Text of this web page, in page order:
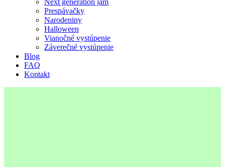
Next generation jam
Prespávačky
Narodeniny
Halloween
Vianočné vystúpenie
Záverečné vystúpenie
Blog
FAQ
Kontakt